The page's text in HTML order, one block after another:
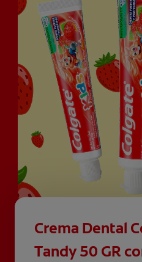
Crema Dental
Tandy 50 GR